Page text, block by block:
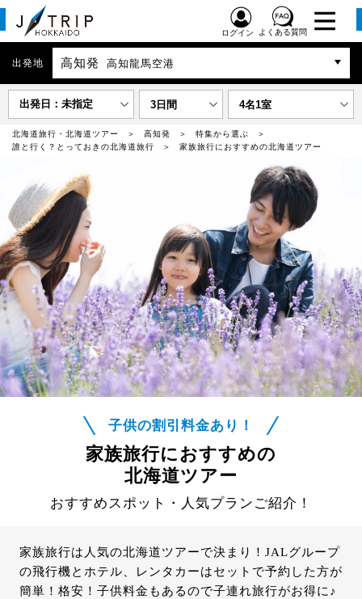
ログイン よくある質問
出発地 高知発 高知龍馬空港
出発日：未指定 3日間 4名1室
北海道旅行・北海道ツアー 高知発
特集から選ぶ
誰と行く？とっておきの北海道旅行
家族旅行におすすめの北海道ツアー
子供の割引料金あり！
家族旅行におすすめの
北海道ツアー
おすすめスポット・人気プランご紹介！
家族旅行は人気の北海道ツアーで決まり！JALグループ
の飛行機とホテル、レンタカーはセットで予約した方が
簡単！格安！子供料金もあるので子連れ旅行がお得に♪